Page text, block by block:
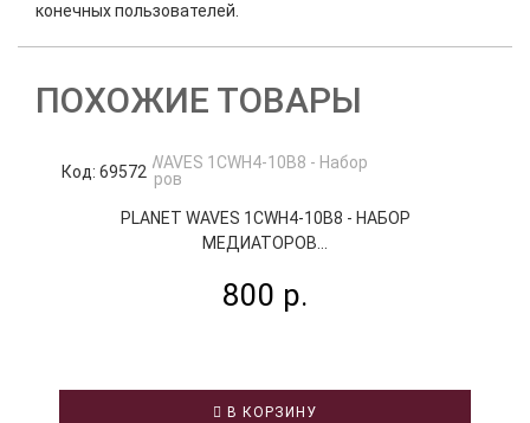
конечных пользователей.
ПОХОЖИЕ ТОВАРЫ
Код: 69572
PLANET WAVES 1CWH4-10B8 - НАБОР
МЕДИАТОРОВ...
800 р.
В КОРЗИНУ